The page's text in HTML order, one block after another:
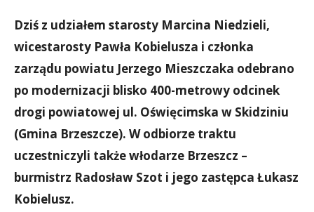
Dziś z udziałem starosty Marcina Niedzieli,
wicestarosty Pawła Kobielusza i członka
zarządu powiatu Jerzego Mieszczaka odebrano
po modernizacji blisko 400-metrowy odcinek
drogi powiatowej ul. Oświęcimska w Skidziniu
(Gmina Brzeszcze). W odbiorze traktu
uczestniczyli także włodarze Brzeszcz –
burmistrz Radosław Szot i jego zastępca Łukasz
Kobielusz.